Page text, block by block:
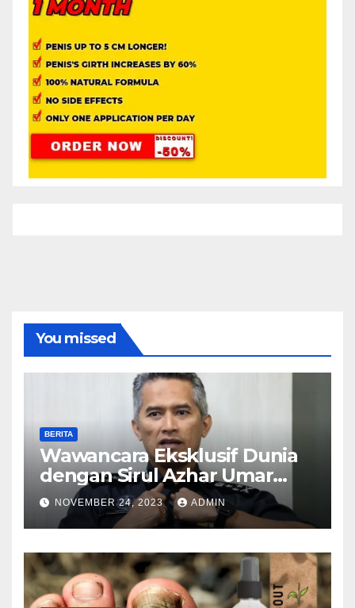
You missed
BERITA
Wawancara Eksklusif Dunia
dengan Sirul Azhar Umar
mengenai Pembunuhan
Malaysia
NOVEMBER 24, 2023 ADMIN